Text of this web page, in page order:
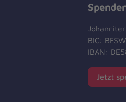
BIC:
IBAN:
Jetzt